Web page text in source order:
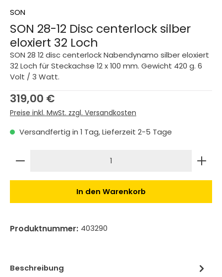
SON
SON 28-12 Disc centerlock silber
eloxiert 32 Loch
SON 28 12 disc centerlock Nabendynamo silber eloxiert
32 Loch für Steckachse 12 x 100 mm. Gewicht 420 g. 6
Volt / 3 Watt.
Regulärer Preis:
319,00 €
Preise inkl. MwSt. zzgl. Versandkosten
Versandfertig in 1 Tag, Lieferzeit 2-5 Tage
Produkt Anzahl: Gib den gewünschten Wert
In den Warenkorb
Produktnummer: 403290
Beschreibung